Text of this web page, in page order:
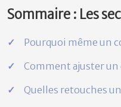
Sommaire : Les
Pourquoi même un
Comment ajuster un
Quelles retouches